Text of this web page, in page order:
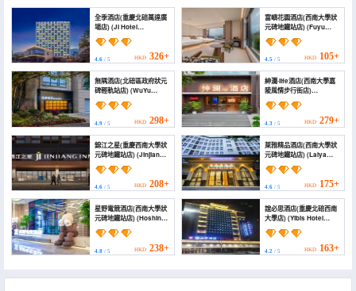
全季酒店(重慶北碚萬達廣
場店) (JI Hotel
(Chongqing Beibei
Wanda Plaza))
4.6 / 5 HKD 326+
富嶼花園酒店(西南大學狀
元碑地鐵站店) (Fuyu
Garden Hotel
(Southwest University
Zhuangyuanbei
Subway Station))
4.5/ 5 HKD 105+
無隅酒店(北碚區政府狀元
碑輕軌站店) (WuYu
Hotel（Beibei District
Government Zhuang
Yuan Bei Light Rail
station))
4.9 / 5 HKD 298+
紳瀾·life酒店(西南大學嘉
陵風情步行街店)
(Shenlan·Life Hotel
(Southwest University
Jialing Style Pedestrian
Street Branch))
4.3/ 5 HKD 279+
錦江之星(重慶西南大學狀
元碑地鐵站店) (Jinjiang
Star Chongqing
Zhuangyuan tablet
subway station store)
4.6 / 5 HKD 208+
萊雅精品酒店(西南大學狀
元碑地鐵站店) (Laiya
Boutique Hotel
(Southwest University
Zhuangyuanbei
Subway Station))
4.6/ 5 HKD 175+
星野電競酒店(西南大學狀
元碑地鐵站店) (Hoshino
E-sports Hotel
(Southwest University
Zhuangyuanbei
Subway Station))
4.8 / 5 HKD 238+
誼必思酒店(重慶北碚西南
大學店) (Yibis Hotel
(Chongqing Beibei
Southwest University))
4.2/ 5 HKD 163+